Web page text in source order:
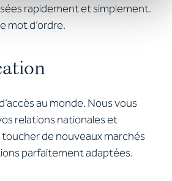
rapidement et simplement.
mot d’ordre.
au monde. Nous vous
relations nationales et
de nouveaux marchés
parfaitement adaptées.